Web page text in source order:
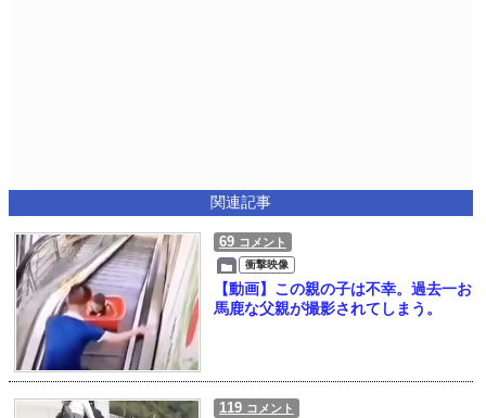
関連記事
69 コメント
衝撃映像
【動画】この親の子は不幸。過去一お
馬鹿な父親が撮影されてしまう。
119 コメント